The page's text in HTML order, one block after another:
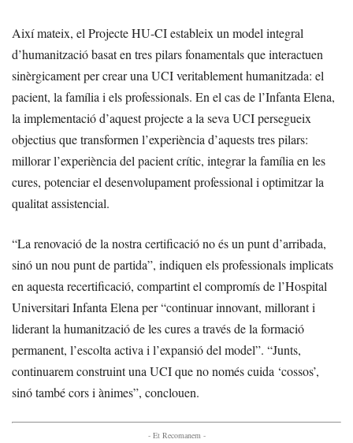
Així mateix, el Projecte HU-CI estableix un model integral
d’humanització basat en tres pilars fonamentals que interactuen
sinèrgicament per crear una UCI veritablement humanitzada: el
pacient, la família i els professionals. En el cas de l’Infanta Elena,
la implementació d’aquest projecte a la seva UCI persegueix
objectius que transformen l’experiència d’aquests tres pilars:
millorar l’experiència del pacient crític, integrar la família en les
cures, potenciar el desenvolupament professional i optimitzar la
qualitat assistencial.
“La renovació de la nostra certificació no és un punt d’arribada,
sinó un nou punt de partida”, indiquen els professionals implicats
en aquesta recertificació, compartint el compromís de l’Hospital
Universitari Infanta Elena per “continuar innovant, millorant i
liderant la humanització de les cures a través de la formació
permanent, l’escolta activa i l’expansió del model”. “Junts,
continuarem construint una UCI que no només cuida ‘cossos’,
sinó també cors i ànimes”, conclouen.
- Et Recomanem -